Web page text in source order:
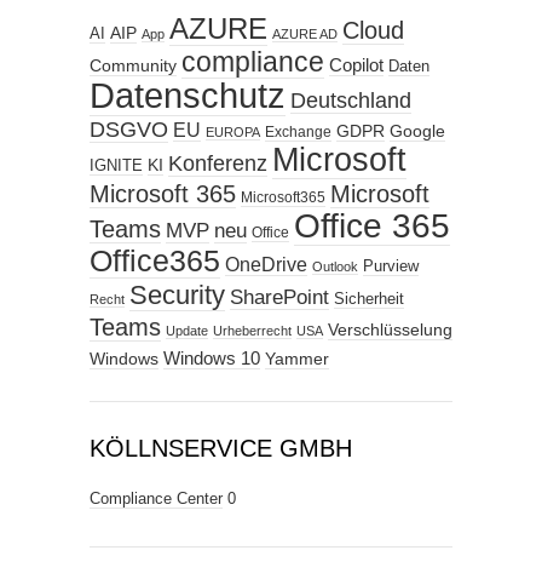
AI AIP App AZURE AZURE AD Cloud
Community compliance Copilot Daten
Datenschutz Deutschland
DSGVO EU EUROPA Exchange GDPR Google
IGNITE KI Konferenz Microsoft
Microsoft 365 Microsoft365 Microsoft
Teams MVP neu Office Office 365
Office365 OneDrive Outlook Purview
Recht Security SharePoint Sicherheit
Teams Update Urheberrecht USA Verschlüsselung
Windows Windows 10 Yammer
KÖLLNSERVICE GMBH
Compliance Center 0